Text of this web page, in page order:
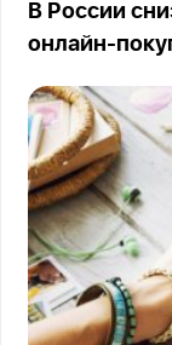
В России
онлайн-